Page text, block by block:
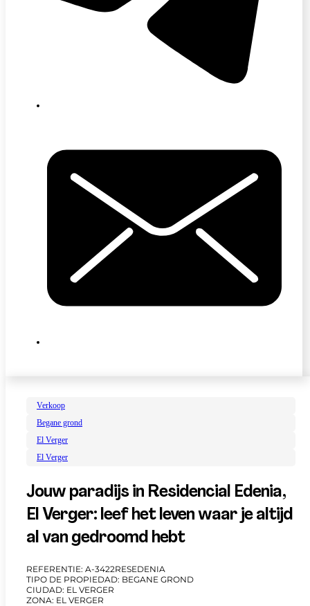
Verkoop
Begane grond
El Verger
El Verger
Jouw paradijs in Residencial Edenia,
El Verger: leef het leven waar je altijd
al van gedroomd hebt
REFERENTIE: A-3422RESEDENIA
TIPO DE PROPIEDAD: BEGANE GROND
CIUDAD: EL VERGER
ZONA: EL VERGER